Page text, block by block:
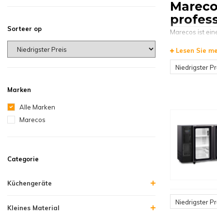
Sorteer op
Marken
Alle Marken
Marecos
Categorie
Küchengeräte
Kleines Material
Marecos ist
Die
Kühlleistung
Darüber
gewährleisten
Sie
Marecos-
Ihr
Lesen Sie
Niedrigster
Niedrigster